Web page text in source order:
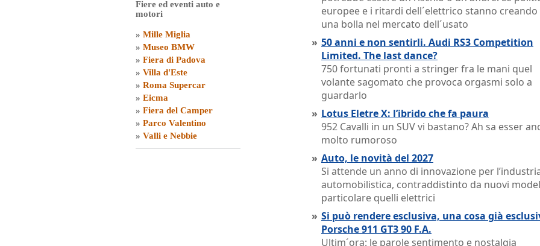
Fiere ed eventi auto e
motori
» Mille Miglia
» Museo BMW
» Fiera di Padova
» Villa d'Este
» Roma Supercar
» Eicma
» Fiera del Camper
» Parco Valentino
» Valli e Nebbie
europee e i ritardi dell´elettrico stanno creando
una bolla nel mercato dell´usato
» 50 anni e non sentirli. Audi RS3 Competition
Limited. The last dance?
750 fortunati pronti a stringer fra le mani quel
volante sagomato che provoca orgasmi solo a
guardarlo
» Lotus Eletre X: l’ibrido che fa paura
952 Cavalli in un SUV vi bastano? Ah sa esser
molto rumoroso
» Auto, le novità del 2027
Si attende un anno di innovazione per
automobilistica, contraddistinto da nuovi
particolare quelli elettrici
» Si può rendere esclusiva, una cosa già
Porsche 911 GT3 90 F.A.
Ultim´ora: le parole sentimento e nostalgia